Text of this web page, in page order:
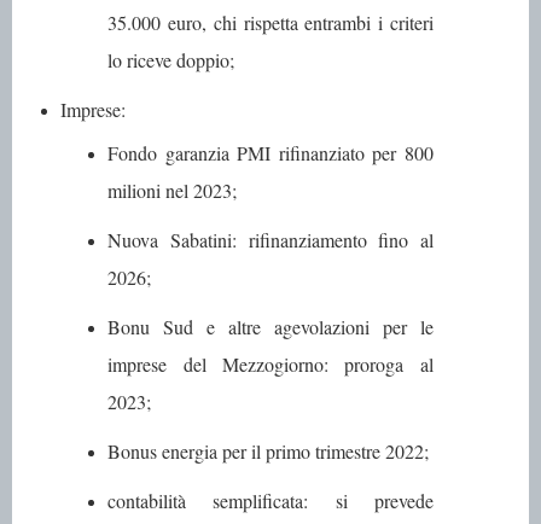
35.000 euro, chi rispetta entrambi i criteri
lo riceve doppio;
Imprese:
Fondo garanzia PMIrifinanziato per 800
milioni nel 2023;
Nuova Sabatini: rifinanziamento fino al
2026;
Bonu Sud e altre agevolazioni per le
imprese del Mezzogiorno: proroga al
2023;
Bonus energia per il primo trimestre 2022;
contabilità semplificata: si prevede